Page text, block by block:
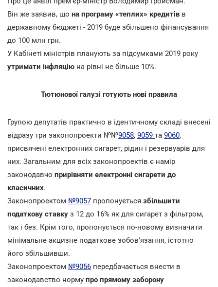
Він же заявив, що на програму «теплих» кредитів в
державному бюджеті - 2019 буде збільшено фінансування
до 100 млн грн.
У Кабінеті міністрів планують за підсумками 2019 року
утримати інфляцію на рівні не більше 10%.
Тютюнової галузі готують нові правила
Групою депутатів практично в ідентичному складі внесені
відразу три законопроекти №№9058, 9059 та 9060,
присвячені електронних сигарет, рідин і резервуарів для
них. Загальним для всіх законопроектів є намір
законодавчо прирівняти електронні сигарети до
класичних.
Законопроектом №9057 пропонується збільшити
податкову ставку з 12 до 16% як для сигарет з фільтром,
так і без. Крім того, пропонується по-новому визначити
мінімальне акцизне податкове зобов'язання, істотно
його збільшивши.
Законопроектом №9056 передбачається внести в
законодавство норму про прямому заборону